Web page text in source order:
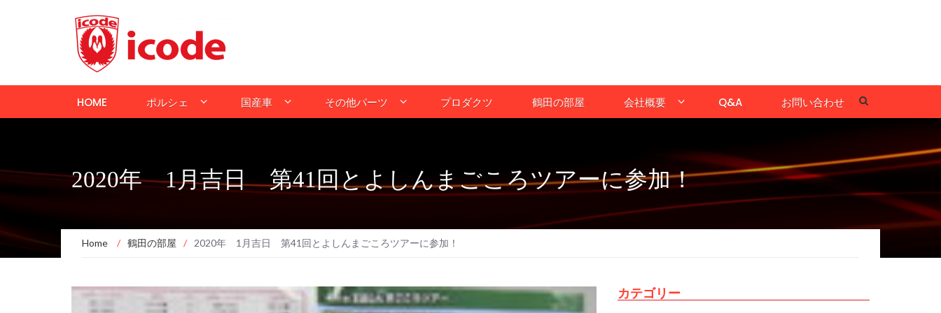
HOME ポルシェ 国産車 その他パーツ プロダクツ 鶴田の部屋 会社概要 Q&A お問い合わせ
2020年 1月吉日 第41回とよしんまごころツアーに参加！
Home / 鶴田の部屋 / 2020年 1月吉日 第41回とよしんまごころツアーに参加！
カテゴリー